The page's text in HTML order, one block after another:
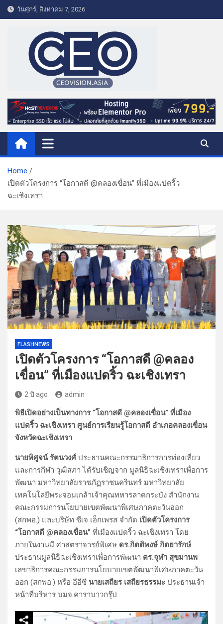
k
e
t
วันศุกร์, สิงหาคม 7, 2026
CEO VISION.ASIA
Business & Lifestyle
Home
เปิดตัวโครงการ “โอกาสดี @คลองเขื่อน” ที่เมืองแปดริ้ว
ฉะเชิงเทรา
FLASHNEWS
เปิดตัวโครงการ “โอกาสดี @คลอง
เขื่อน” ที่เมืองแปดริ้ว ฉะเชิงเทรา
2 ปี ago admin
พิธีเปิดอย่างเป็นทางการ “โอกาสดี @คลองเขื่อน” ที่เมือง
แปดริ้ว ฉะเชิงเทรา ศูนย์การเรียนรู้โอกาสดี อำเภอคลองเขื่อน
จังหวัดฉะเชิงเทรา
นายพิศูจน์ รัตนวงศ์ ประธานคณะกรรมาธิการการท่องเที่ยว
และการกีฬา วุฒิสภา ได้รับเชิญจาก มูลนิธิฉะเชิงเทราเพื่อการ
พัฒนา มหาวิทยาลัยราชภัฏราชนครินทร์ มหาวิทยาลัย
เทคโนโลยีพระจอมเกล้าเจ้าคุณทหารลาดกระบัง สำนักงาน
คณะกรรมการนโยบายเขตพัฒนาพิเศษภาคตะวันออก
(สกพอ.) และบริษัท ซีเจ เอ็กเพรส จำกัด เปิดตัวโครงการ
“โอกาสดี @คลองเขื่อน” ที่เมืองแปดริ้ว ฉะเชิงเทรา โดย
ภายในงานมี ศาสตราจารย์พิเศษ ดร.กิตติพงษ์ กิตยารักษ์
ประธานมูลนิธิฉะเชิงเทราเพื่อการพัฒนา ดร.จุฬา สุขมานพ
เลขาธิการคณะกรรมการนโยบายเขตพัฒนาพิเศษภาคตะวัน
ออก (สกพอ.) หรือ อีอีซี นายเสถียร เสถียรธรรมะ ประธานเจ้า
หน้าที่บริหาร บมจ.คาราบาวกรุ๊ป